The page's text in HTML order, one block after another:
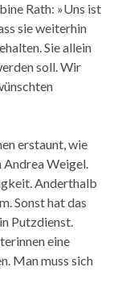
Rath: »Uns ist
sie weiterhin
Sie allein
soll. Wir
erstaunt, wie
Andrea Weigel.
Anderthalb
Sonst hat das
Putzdienst.
eine
Man muss sich